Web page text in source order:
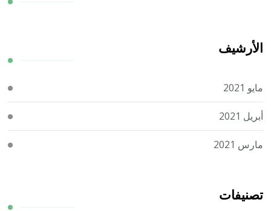
الأرشيف
مايو 2021
أبريل 2021
مارس 2021
تصنيفات